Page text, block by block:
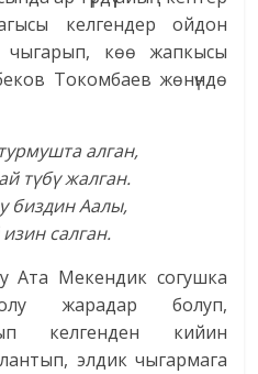
келгендер ойдон
чыгарып, көө жапкысы
Токомбаев жөнүндө
алган,
түбү жалган.
биздин Аалы,
салган.
Ата Мекендик согушка
жарадар болуп,
келгенден кийин
элдик чыгармага